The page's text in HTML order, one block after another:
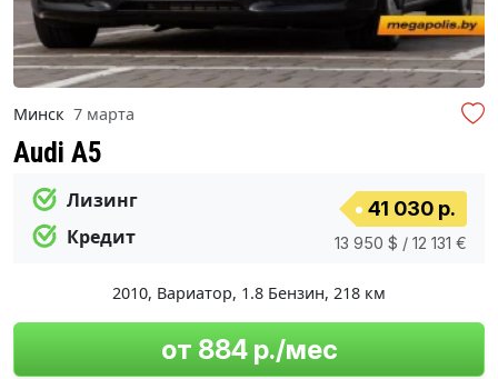
Минск 7 марта
Audi A5
Лизинг
Кредит
41 030 р.
13 950 $ / 12 131 €
2010, Вариатор, 1.8 Бензин, 218 км
от 884 р./мес